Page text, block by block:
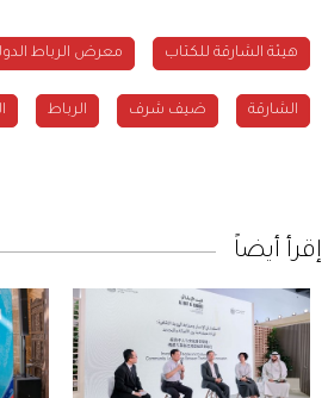
هيئة الشارقة للكتاب معرض الرباط
الشارقة ضيف شرف الرباط
إقرأ أيضاً